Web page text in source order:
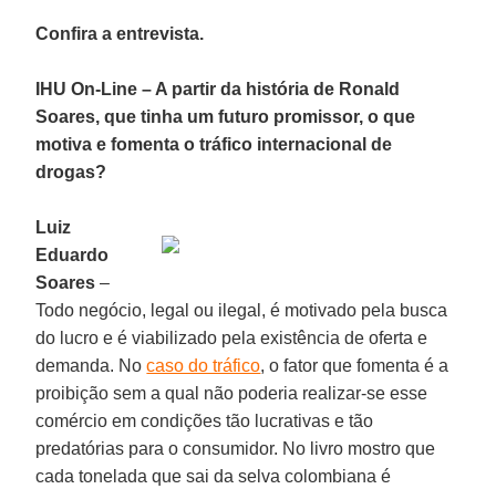
Confira a entrevista.
IHU On-Line – A partir da história de Ronald
Soares, que tinha um futuro promissor, o que
motiva e fomenta o tráfico internacional de
drogas?
Luiz
Eduardo
Soares –
Todo negócio, legal ou ilegal, é motivado pela busca
do lucro e é viabilizado pela existência de oferta e
demanda. Nocaso do tráfico, o fator que fomenta é a
proibição sem a qual não poderia realizar-se esse
comércio em condições tão lucrativas e tão
predatórias para o consumidor. No livro mostro que
cada tonelada que sai da selva colombiana é